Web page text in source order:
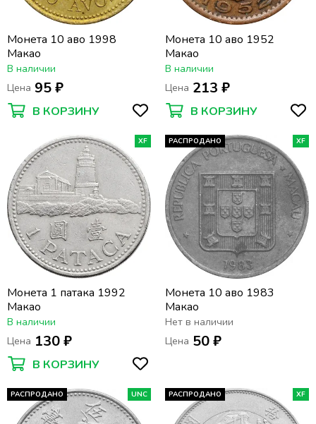
Монета 10 аво 1998
Макао
В наличии
Цена 95 ₽
В КОРЗИНУ
Монета 10 аво 1952
Макао
В наличии
Цена 213 ₽
В КОРЗИНУ
XF
Монета 1 патака 1992
Макао
В наличии
Цена 130 ₽
В КОРЗИНУ
РАСПРОДАНО XF
Монета 10 аво 1983
Макао
Нет в наличии
Цена 50 ₽
РАСПРОДАНО UNC РАСПРОДАНО XF